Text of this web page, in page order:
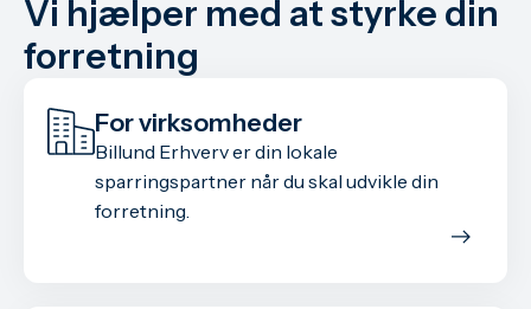
Vi hjælper med at styrke din
forretning
For virksomheder
Billund Erhverv er din lokale
sparringspartner når du skal udvikle din
forretning.